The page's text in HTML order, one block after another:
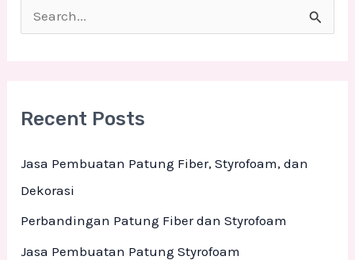
cRecent Posts
Jasa Pembuatan Patung Fiber, Styrofoam, dan
Dekorasi
Perbandingan Patung Fiber dan Styrofoam
Jasa Pembuatan Patung Styrofoam